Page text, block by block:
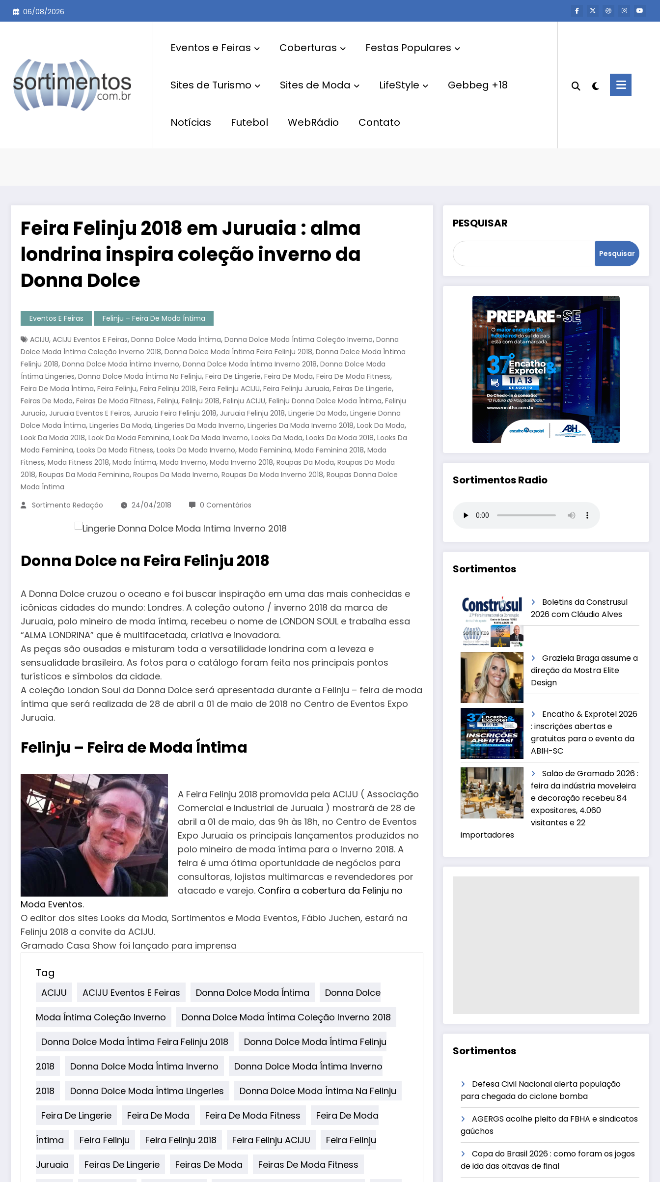
Pular
para
06/08/2026
Eventos e Feiras Coberturas Festas Populares
Sites de Turismo Sites de Moda LifeStyle Gebbeg +18
Notícias Futebol WebRádio Contato
Feira Felinju 2018 em Juruaia : alma
londrina inspira coleção inverno da
Donna Dolce
Eventos E Feiras Felinju – Feira De Moda Íntima
ACIJU, ACIJU Eventos E Feiras, Donna Dolce Moda Íntima, Donna Dolce Moda Íntima Coleção Inverno, Donna
Dolce Moda Íntima Coleção Inverno 2018, Donna Dolce Moda Íntima Feira Felinju 2018, Donna Dolce Moda Íntima
Felinju 2018, Donna Dolce Moda Íntima Inverno, Donna Dolce Moda Íntima Inverno 2018, Donna Dolce Moda
Íntima Lingeries, Donna Dolce Moda Íntima Na Felinju, Feira De Lingerie, Feira De Moda, Feira De Moda Fitness,
Feira De Moda Íntima, Feira Felinju, Feira Felinju 2018, Feira Felinju ACIJU, Feira Felinju Juruaia, Feiras De Lingerie,
Feiras De Moda, Feiras De Moda Fitness, Felinju, Felinju 2018, Felinju ACIJU, Felinju Donna Dolce Moda Íntima, Felinju
Juruaia, Juruaia Eventos E Feiras, Juruaia Feira Felinju 2018, Juruaia Felinju 2018, Lingerie Da Moda, Lingerie Donna
Dolce Moda Íntima, Lingeries Da Moda, Lingeries Da Moda Inverno, Lingeries Da Moda Inverno 2018, Look Da Moda,
Look Da Moda 2018, Look Da Moda Feminina, Look Da Moda Inverno, Looks Da Moda, Looks Da Moda 2018, Looks Da
Moda Feminina, Looks Da Moda Fitness, Looks Da Moda Inverno, Moda Feminina, Moda Feminina 2018, Moda
Fitness, Moda Fitness 2018, Moda Íntima, Moda Inverno, Moda Inverno 2018, Roupas Da Moda, Roupas Da Moda
2018, Roupas Da Moda Feminina, Roupas Da Moda Inverno, Roupas Da Moda Inverno 2018, Roupas Donna Dolce
Moda Íntima
Sortimento Redação
24/04/2018 0 Comentários
Donna Dolce na Feira Felinju 2018
A Donna Dolce cruzou o oceano e foi buscar inspiração em uma das mais conhecidas e
icônicas cidades do mundo: Londres. A coleção outono / inverno 2018 da marca de
Juruaia, polo mineiro de moda íntima, recebeu o nome de LONDON SOUL e trabalha essa
“ALMA LONDRINA” que é multifacetada, criativa e inovadora.
As peças são ousadas e misturam toda a versatilidade londrina com a leveza e
sensualidade brasileira. As fotos para o catálogo foram feita nos principais pontos
turísticos e símbolos da cidade.
A coleção London Soul da Donna Dolce será apresentada durante a Felinju – feira de moda
íntima que será realizada de 28 de abril a 01 de maio de 2018 no Centro de Eventos Expo
Juruaia.
Felinju – Feira de Moda Íntima
A Feira Felinju 2018 promovida pela ACIJU ( Associação
Comercial e Industrial de Juruaia ) mostrará de 28 de
abril a 01 de maio, das 9h às 18h, no Centro de Eventos
Expo Juruaia os principais lançamentos produzidos no
polo mineiro de moda íntima para o Inverno 2018. A
feira é uma ótima oportunidade de negócios para
consultoras, lojistas multimarcas e revendedores por
atacado e varejo. Confira a cobertura da Felinju no
Moda Eventos.
O editor dos sites Looks da Moda, Sortimentos e Moda Eventos, Fábio Juchen, estará na
Felinju 2018 a convite da ACIJU.
Gramado Casa Show foi lançado para imprensa
Tag
ACIJU ACIJU Eventos E Feiras Donna Dolce Moda Íntima
Donna Dolce
Moda Íntima Coleção Inverno
Donna Dolce Moda Íntima Coleção Inverno 2018
Donna Dolce Moda Íntima Feira Felinju 2018
Donna Dolce Moda Íntima Felinju
2018
Donna Dolce Moda Íntima Inverno
Donna Dolce Moda Íntima Inverno
2018
Donna Dolce Moda Íntima Lingeries
Donna Dolce Moda Íntima Na Felinju
Feira De Lingerie
Feira De Moda Feira De Moda Fitness
Feira De Moda
Íntima
Feira Felinju Feira Felinju 2018 Feira Felinju ACIJU
Feira Felinju
Juruaia
Feiras De Lingerie Feiras De Moda
Feiras De Moda Fitness
PESQUISAR
Pesquisar
Sortimentos Radio
Sortimentos
Boletins da Construsul
2026 com Cláudio Alves
Graziela Braga assume a
direção da Mostra Elite
Design
Encatho & Exprotel 2026
: inscrições abertas e
gratuitas para o evento da
ABIH-SC
Salão de Gramado 2026 :
feira da indústria moveleira
e decoração recebeu 84
expositores, 4.060
visitantes e 22
importadores
Sortimentos
Defesa Civil Nacional alerta população
para chegada do ciclone bomba
AGERGS acolhe pleito da FBHA e sindicatos
gaúchos
Copa do Brasil 2026 : como foram os jogos
de ida das oitavas de final